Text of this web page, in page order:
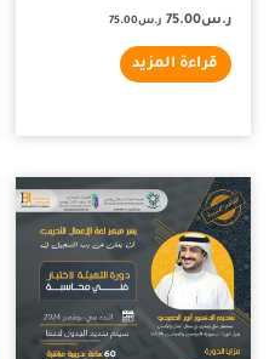
ر.س75.00 ر.س75.00
قراءة المزيد